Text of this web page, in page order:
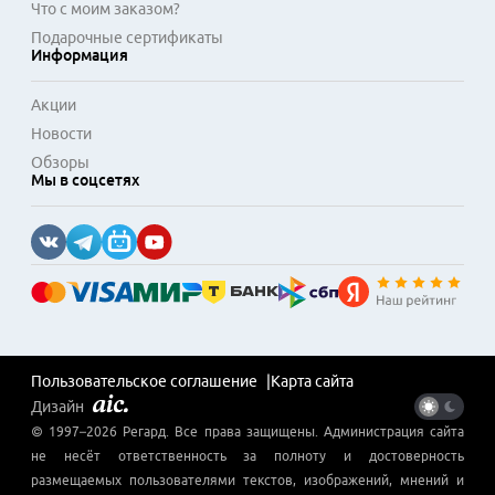
Что с моим заказом?
Подарочные сертификаты
Информация
Акции
Новости
Обзоры
Мы в соцсетях
Пользовательское соглашение
Карта сайта
Дизайн
© 1997–2026 Регард . Все права защищены. Администрация сайта
не несёт ответственность за полноту и достоверность
размещаемых пользователями текстов, изображений, мнений и